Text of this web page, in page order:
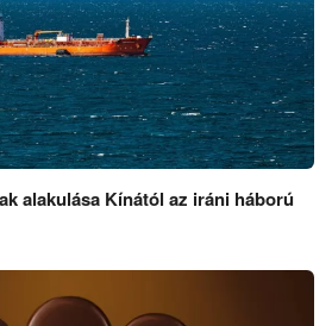
alakulása Kínától az iráni háború